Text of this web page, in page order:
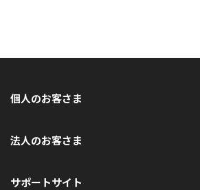
個人のお客さま
法人のお客さま
サポートサイト